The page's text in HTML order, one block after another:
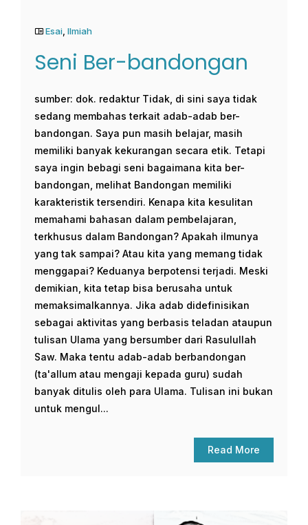
Esai Ilmiah
Seni Ber-bandongan
sumber: dok. redaktur Tidak, di sini saya tidak
sedang membahas terkait adab-adab ber-
bandongan. Saya pun masih belajar, masih
memiliki banyak kekurangan secara etik. Tetapi
saya ingin bebagi seni bagaimana kita ber-
bandongan, melihat Bandongan memiliki
karakteristik tersendiri. Kenapa kita kesulitan
memahami bahasan dalam pembelajaran,
terkhusus dalam Bandongan? Apakah ilmunya
yang tak sampai? Atau kita yang memang tidak
menggapai? Keduanya berpotensi terjadi. Meski
demikian, kita tetap bisa berusaha untuk
memaksimalkannya. Jika adab didefinisikan
sebagai aktivitas yang berbasis teladan ataupun
tulisan Ulama yang bersumber dari Rasulullah
Saw. Maka tentu adab-adab berbandongan
(ta'allum atau mengaji kepada guru) sudah
banyak ditulis oleh para Ulama. Tulisan ini bukan
untuk mengul...
Read More